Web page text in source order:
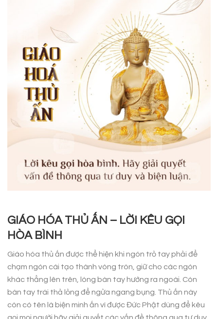
GIÁO HÓA THỦ ẤN – LỜI KÊU GỌI
HÒA BÌNH
Giáo hóa thủ ấn được thể hiện khi ngón trỏ tay phải để
chạm ngón cái tạo thành vòng tròn, giữ cho các ngón
khác thẳng lên trên, lòng bàn tay hướng ra ngoài. Còn
bàn tay trái thả lỏng để ngửa ngang bụng. Thủ ấn này
còn có tên là biện minh ấn vì được Đức Phật dùng để kêu
gọi mọi người hãy giải quyết các vấn đề thông qua tư duy